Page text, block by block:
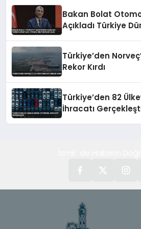
Bakan Bolat
Açıkladı Türkiye
Türkiye’den
Rekor Kırdı
Türkiye’den 82
İhracatı